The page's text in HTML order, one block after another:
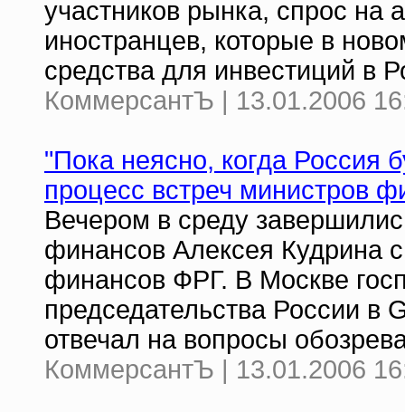
участников рынка, спрос на
иностранцев, которые в
средства для инвестиций в
КоммерсантЪ | 13.01.2006
"Пока неясно, когда Россия
процесс встреч министров
Вечером в среду
финансов Алексея Кудрина
финансов ФРГ. В Москве
председательства России в
отвечал на вопросы
КоммерсантЪ | 13.01.2006